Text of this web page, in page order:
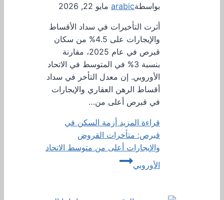
بواسطةarabic مايو 22, 2026
أثرت التأخيرات في سداد الأقساط
والإيجارات على 4.5% من سكان
قبرص في عام 2025، مقارنة
بنسبة 3% في المتوسط ​​في الاتحاد
الأوروبي. إن معدل التأخر في سداد
أقساط الرهن العقاري والإيجارات
في قبرص أعلى من…
قراءة المزيد أزمة السكن في
قبرص: متأخرات القروض
والإيجارات أعلى من متوسط ​​الاتحاد
الأوروبي